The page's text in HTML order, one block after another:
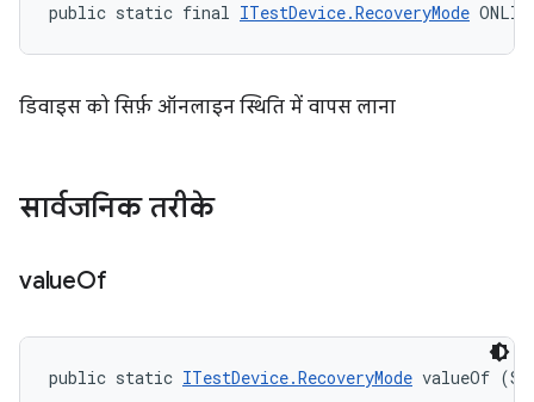
public static final ITestDevice.RecoveryMode
डिवाइस को सिर्फ़ ऑनलाइन स्थिति में वापस लाना
सार्वजनिक तरीके
valueOf
public static ITestDevice.RecoveryMode valueOf